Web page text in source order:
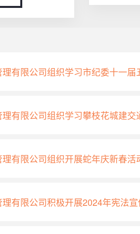
有限公司组织学习市纪委十一届
有限公司组织学习攀枝花城建
有限公司组织开展蛇年庆新春活
有限公司积极开展2024年宪法